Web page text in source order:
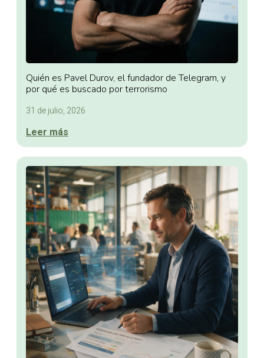
Quién es Pavel Durov, el fundador de Telegram, y
por qué es buscado por terrorismo
31 de julio, 2026
Leer más